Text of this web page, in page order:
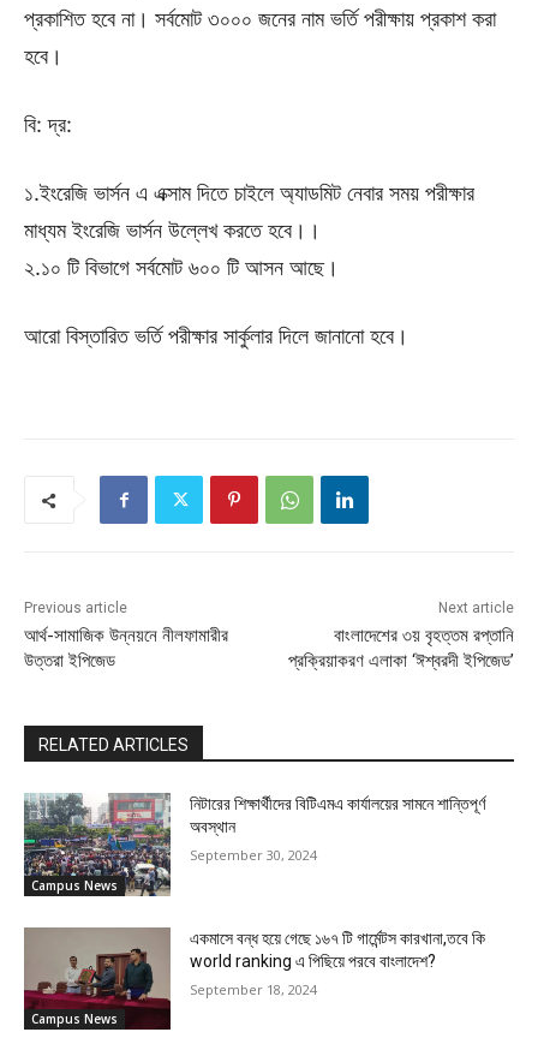
প্রকাশিত হবে না। সর্বমোট ৩০০০ জনের নাম ভর্তি পরীক্ষায় প্রকাশ করা
হবে।
বি: দ্র:
১.ইংরেজি ভার্সন এ এক্সাম দিতে চাইলে অ্যাডমিট নেবার সময় পরীক্ষার
মাধ্যম ইংরেজি ভার্সন উল্লেখ করতে হবে।।
২.১০ টি বিভাগে সর্বমোট ৬০০ টি আসন আছে।
আরো বিস্তারিত ভর্তি পরীক্ষার সার্কুলার দিলে জানানো হবে।
Previous article
আর্থ-সামাজিক উন্নয়নে নীলফামারীর
উত্তরা ইপিজেড
Next article
বাংলাদেশের ৩য় বৃহত্তম রপ্তানি
প্রক্রিয়াকরণ এলাকা ‘ঈশ্বরদী ইপিজেড’
RELATED ARTICLES
Campus News
নিটারের শিক্ষার্থীদের বিটিএমএ কার্যালয়ের সামনে শান্তিপূর্ণ
অবস্থান
September 30, 2024
Campus News
একমাসে বন্ধ হয়ে গেছে ১৬৭ টি গার্মেন্টস কারখানা,তবে কি
world ranking এ পিছিয়ে পরবে বাংলাদেশ?
September 18, 2024